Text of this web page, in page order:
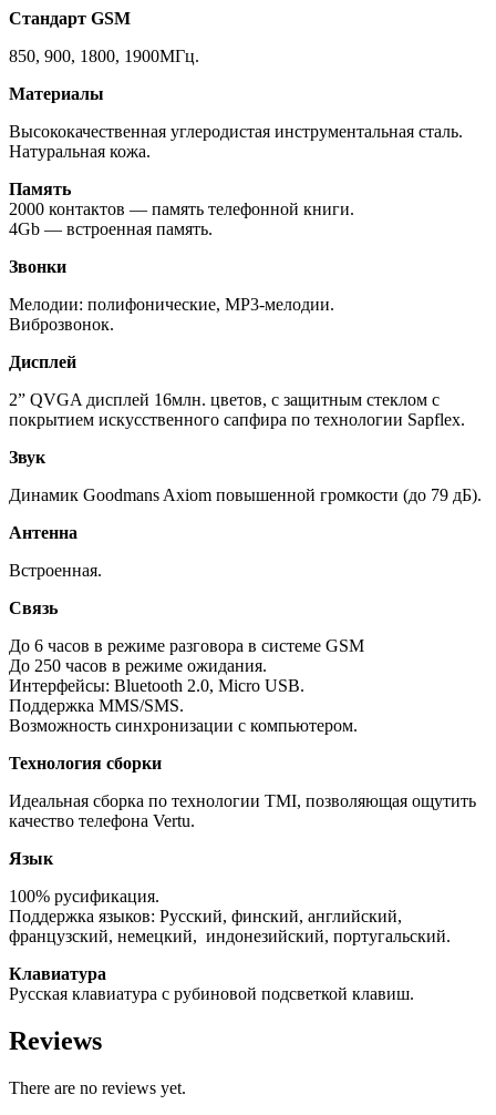
Стандарт GSM
850, 900, 1800, 1900МГц.
Материалы
Высококачественная углеродистая инструментальная сталь.
Натуральная кожа.
Память
2000 контактов — память телефонной книги.
4Gb — встроенная память.
Звонки
Мелодии: полифонические, MP3-мелодии.
Виброзвонок.
Дисплей
2” QVGA дисплей 16млн. цветов, с защитным стеклом с
покрытием искусственного сапфира по технологии Sapflex.
Звук
Динамик Goodmans Axiom повышенной громкости (до 79 дБ).
Антенна
Встроенная.
Связь
До 6 часов в режиме разговора в системе GSM
До 250 часов в режиме ожидания.
Интерфейсы: Bluetooth 2.0, Micro USB.
Поддержка MMS/SMS.
Возможность синхронизации с компьютером.
Технология сборки
Идеальная сборка по технологии TMI, позволяющая ощутить
качество телефона Vertu.
Язык
100% русификация.
Поддержка языков: Русский, финский, английский,
французский, немецкий, индонезийский, португальский.
Клавиатура
Русская клавиатура с рубиновой подсветкой клавиш.
Reviews
There are no reviews yet.